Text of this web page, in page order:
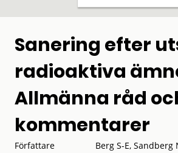
Sanering efter
radioaktiva
Allmänna råd
kommentarer
Författare
Berg S-E, Sandberg